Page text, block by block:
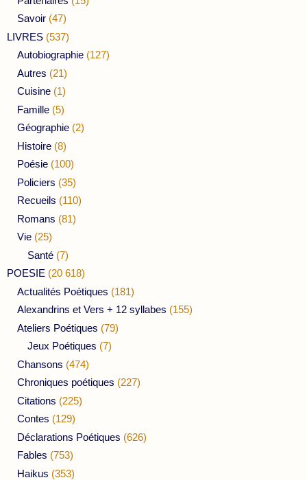
Savoir (47)
LIVRES (537)
Autobiographie (127)
Autres (21)
Cuisine (1)
Famille (5)
Géographie (2)
Histoire (8)
Poésie (100)
Policiers (35)
Recueils (110)
Romans (81)
Vie (25)
Santé (7)
POESIE (20 618)
Actualités Poétiques (181)
Alexandrins et Vers + 12 syllabes (155)
Ateliers Poétiques (79)
Jeux Poétiques (7)
Chansons (474)
Chroniques poétiques (227)
Citations (225)
Contes (129)
Déclarations Poétiques (626)
Fables (753)
Haikus (353)